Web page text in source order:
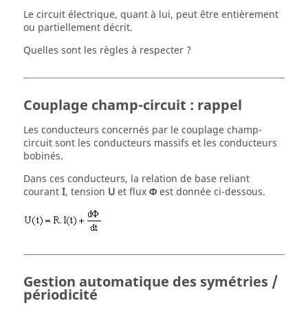
Le circuit électrique, quant à lui, peut être entièrement
ou partiellement décrit.
Quelles sont les règles à respecter ?
Couplage champ-circuit : rappel
Les conducteurs concernés par le couplage champ-
circuit sont les conducteurs massifs et les conducteurs
bobinés.
Dans ces conducteurs, la relation de base reliant
courantI, tension Uet fluxΦest donnée ci-dessous.
Gestion automatique des symétries /
périodicité